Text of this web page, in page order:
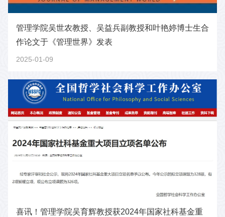
管理学院吴世农教授、吴益兵副教授和叶艳婷博士生合
作论文于《管理世界》发表
2025-01-09
喜讯！管理学院吴育辉教授获2024年国家社科基金重